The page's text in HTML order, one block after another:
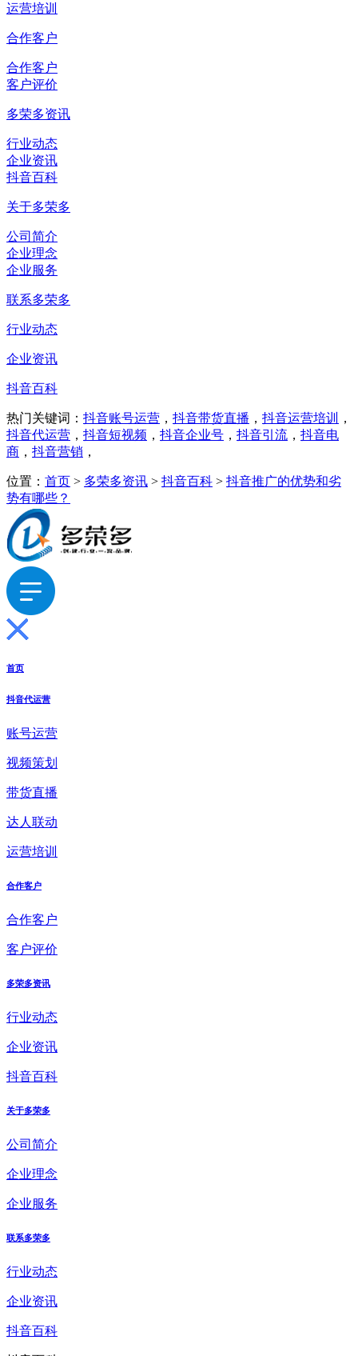
运营培训
合作客户
合作客户
客户评价
多荣多资讯
行业动态
企业资讯
抖音百科
关于多荣多
公司简介
企业理念
企业服务
联系多荣多
行业动态
企业资讯
抖音百科
热门关键词： 抖音账号运营 ， 抖音带货直播 ， 抖音运营培训
，
抖音代运营 ， 抖音短视频 ， 抖音企业号 ， 抖音引流 ， 抖音电
商 ， 抖音营销 ，
位置： 首页 > 多荣多资讯 > 抖音百科 > 抖音推广的优势和劣
势有哪些？
首页
抖音代运营
账号运营
视频策划
带货直播
达人联动
运营培训
合作客户
合作客户
客户评价
多荣多资讯
行业动态
企业资讯
抖音百科
关于多荣多
公司简介
企业理念
企业服务
联系多荣多
行业动态
企业资讯
抖音百科